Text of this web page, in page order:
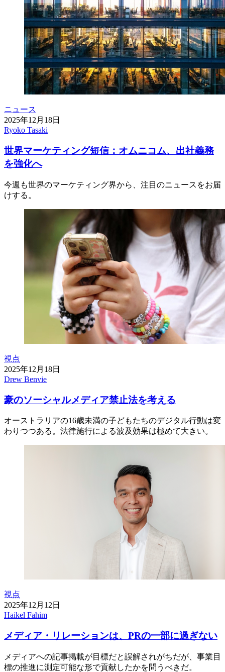
ニュース
2025年12月18日
Ryoko Tasaki
世界マーケティング短信：オムニコム、出社義務
を強化へ
今週も世界のマーケティング界から、注目のニュースをお届
けする。
視点
2025年12月18日
Drew Benvie
豪のソーシャルメディア禁止法を考える
オーストラリアの16歳未満の子どもたちのデジタル行動は変
わりつつある。法律施行による波及効果は極めて大きい。
視点
2025年12月12日
Haikel Fahim
メディア・リレーションは、PRの一部に過ぎない
メディアへの記事掲載が目標だと誤解されがちだが、事業目
標の推進に測定可能な形で貢献したかを問うべきだ。